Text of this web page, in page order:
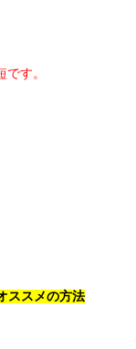
す。
ススメの方法